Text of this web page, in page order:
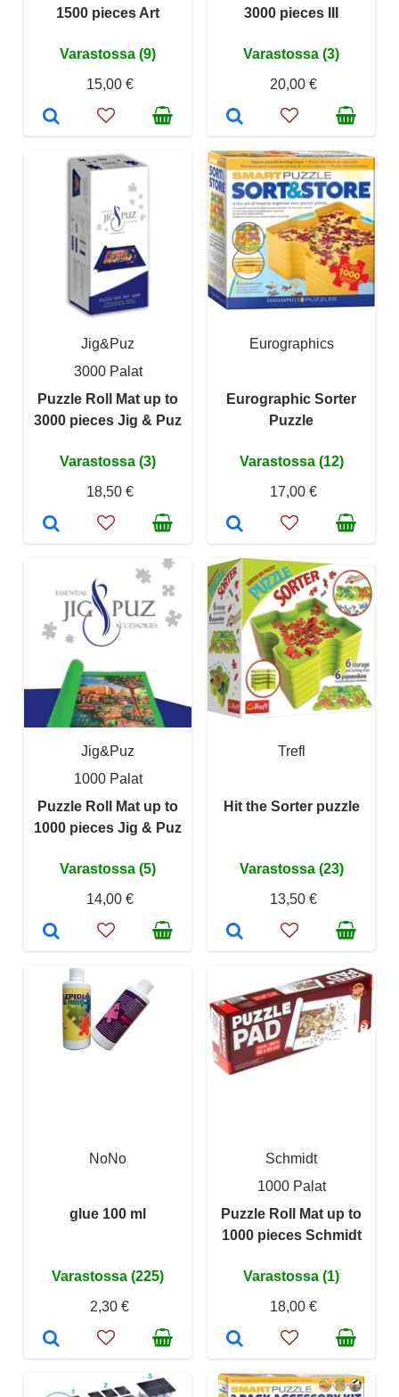
1500 pieces Art
Varastossa (9)
15,00 €
3000 pieces III
Varastossa (3)
20,00 €
Jig&Puz
3000 Palat
Puzzle Roll Mat up to
3000 pieces Jig & Puz
Varastossa (3)
18,50 €
Eurographics
Eurographic Sorter
Puzzle
Varastossa (12)
17,00 €
Jig&Puz
1000 Palat
Puzzle Roll Mat up to
1000 pieces Jig & Puz
Varastossa (5)
14,00 €
Trefl
Hit the Sorter puzzle
Varastossa (23)
13,50 €
NoNo
glue 100 ml
Varastossa (225)
2,30 €
Schmidt
1000 Palat
Puzzle Roll Mat up to
1000 pieces Schmidt
Varastossa (1)
18,00 €